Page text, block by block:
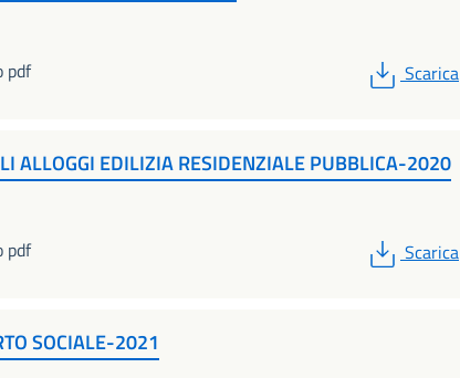
pdf
PDF
Scarica
ALLOGGI EDILIZIA RESIDENZIALE PUBBLICA-2020
pdf
PDF
Scarica
SOCIALE-2021